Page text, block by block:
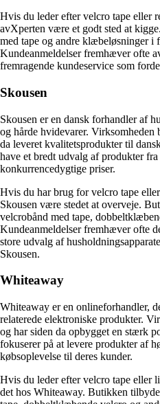
Hvis du leder efter velcro tape eller
avXperten være et godt sted at
med tape og andre klæbeløsninger i
Kundeanmeldelser fremhæver ofte
fremragende kundeservice som
Skousen
Skousen er en dansk forhandler af
og hårde hvidevarer.
da leveret kvalitetsprodukter til
have et bredt udvalg af produkter
konkurrencedygtige priser.
Hvis du har brug for velcro tape
Skousen være stedet at overveje.
velcrobånd med tape,
Kundeanmeldelser fremhæver ofte
store udvalg af
Skousen.
Whiteaway
Whiteaway er en onlineforhandler,
relaterede elektroniske produkter.
og har siden da opbygget en stærk
fokuserer på at levere produkter af
købsoplevelse til deres kunder.
Hvis du leder efter velcro tape eller
det hos Whiteaway. Butikken